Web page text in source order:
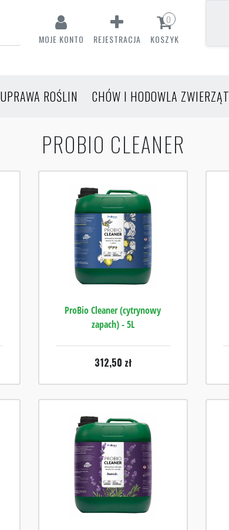
MOJE KONTO REJESTRACJA KOSZYK
0
UPRAWA ROŚLIN CHÓW I HODOWLA ZWIERZĄT
PROBIO CLEANER
ProBio Cleaner (cytrynowy
zapach) - 5L
312,50 zł